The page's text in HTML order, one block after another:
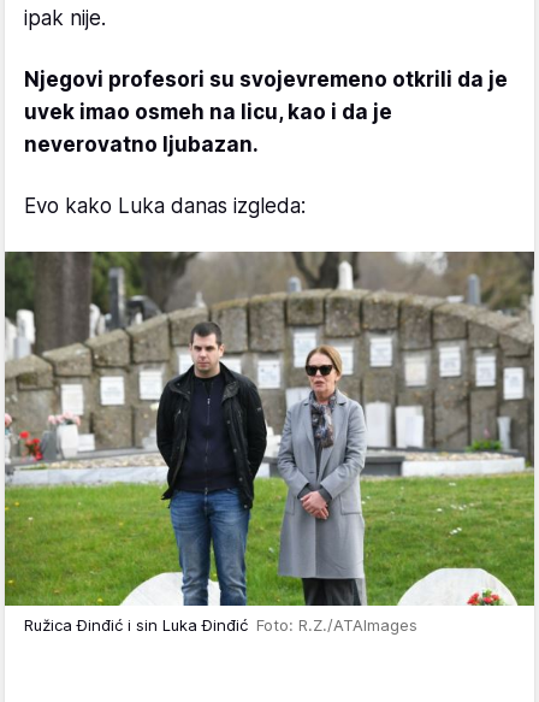
ipak nije.
Njegovi profesori su svojevremeno otkrili da je
uvek imao osmeh na licu, kao i da je
neverovatno ljubazan.
Evo kako Luka danas izgleda:
Ružica Đinđić i sin Luka Đinđić Foto: R.Z./ATAImages